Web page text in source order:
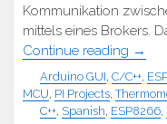
Kommunikation
mittels eines Brokers.
Continue reading "MQTT
+
→
Arduino GUI, C/C++,
MCU, PI Projects,
C++, Spanish, ESP8266,